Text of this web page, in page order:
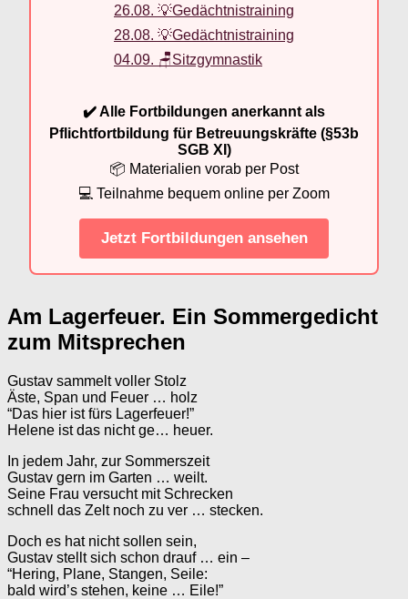
26.08. 💡Gedächtnistraining
28.08. 💡Gedächtnistraining
04.09. 🪑Sitzgymnastik
✔️ Alle Fortbildungen anerkannt als
Pflichtfortbildung für Betreuungskräfte (§53b
SGB XI)
📦 Materialien vorab per Post
💻 Teilnahme bequem online per Zoom
Jetzt Fortbildungen ansehen
Am Lagerfeuer. Ein Sommergedicht
zum Mitsprechen
Gustav sammelt voller Stolz
Äste, Span und Feuer … holz
“Das hier ist fürs Lagerfeuer!”
Helene ist das nicht ge… heuer.
In jedem Jahr, zur Sommerszeit
Gustav gern im Garten … weilt.
Seine Frau versucht mit Schrecken
schnell das Zelt noch zu ver … stecken.
Doch es hat nicht sollen sein,
Gustav stellt sich schon drauf … ein –
“Hering, Plane, Stangen, Seile:
bald wird’s stehen, keine … Eile!”